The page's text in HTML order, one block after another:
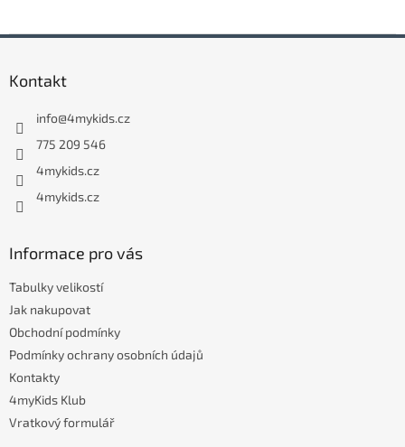
Kontakt
info@4mykids.cz
775 209 546
4mykids.cz
4mykids.cz
Informace pro vás
Tabulky velikostí
Jak nakupovat
Obchodní podmínky
Podmínky ochrany osobních údajů
Kontakty
4myKids Klub
Vratkový formulář